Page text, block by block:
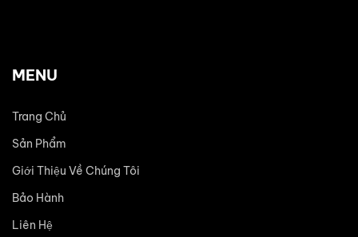
MENU
Trang Chủ
Sản Phẩm
Giới Thiệu Về Chúng Tôi
Bảo Hành
Liên Hệ